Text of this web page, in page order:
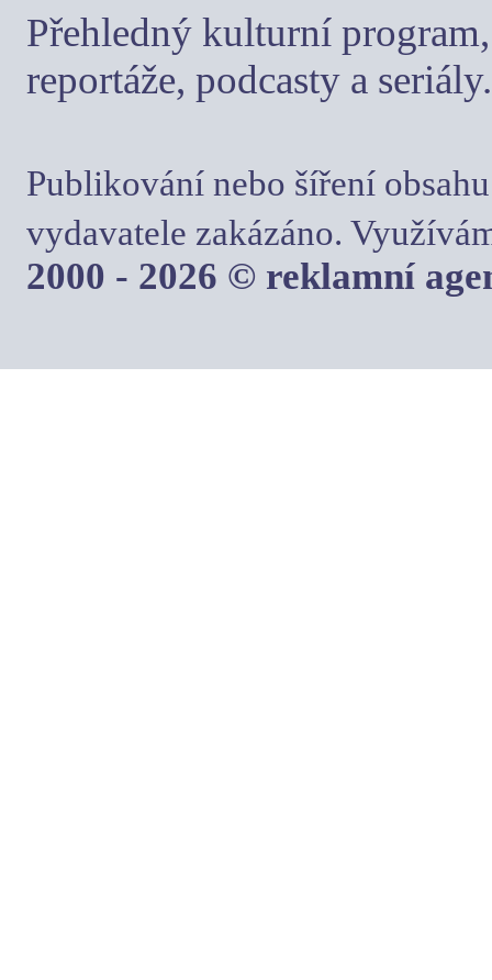
Přehledný kulturní
reportáže, podcasty a seriály.
Publikování nebo šíření
vydavatele zakázáno.
2000 - 2026 © reklamní